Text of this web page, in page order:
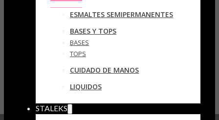
ESMALTES SEMIPERMANENTES
BASES Y TOPS
BASES
TOPS
CUIDADO DE MANOS
LIQUIDOS
STALEKS